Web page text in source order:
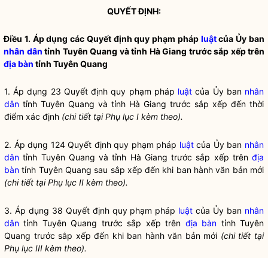
QUYẾT ĐỊNH:
Điều 1. Áp dụng các Quyết định quy phạm pháp luậtcủa Ủy ban
nhân dân tỉnh Tuyên Quang và tỉnh Hà Giang trước sắp xếp trên
địa bàn tỉnh Tuyên Quang
1. Áp dụng 23 Quyết định quy phạm pháp luật của Ủy ban nhân
dân tỉnh Tuyên Quang và tỉnh Hà Giang trước sắp xếp đến thời
điểm xác định (chi tiết tại Phụ lục I kèm theo).
2. Áp dụng 124 Quyết định quy phạm pháp luậtcủa Ủy ban nhân
dân tỉnh Tuyên Quang và tỉnh Hà Giang trước sắp xếp trên địa
bàn tỉnh Tuyên Quang sau sắp xếp đến khi ban hành văn bản mới
(chi tiết tại Phụ lục II kèm theo).
3. Áp dụng 38 Quyết định quy phạm pháp luật của Ủy ban nhân
dân tỉnh Tuyên Quang trước sắp xếp trên địa bàn tỉnh Tuyên
Quang trước sắp xếp đến khi ban hành văn bản mới (chi tiết tại
Phụ lục III kèm theo).